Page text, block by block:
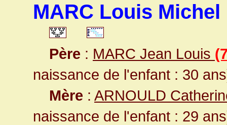
MARC Louis Michel
Père : MARC Jean Louis
naissance de l'enfant : 30
Mère : ARNOULD
naissance de l'enfant : 29